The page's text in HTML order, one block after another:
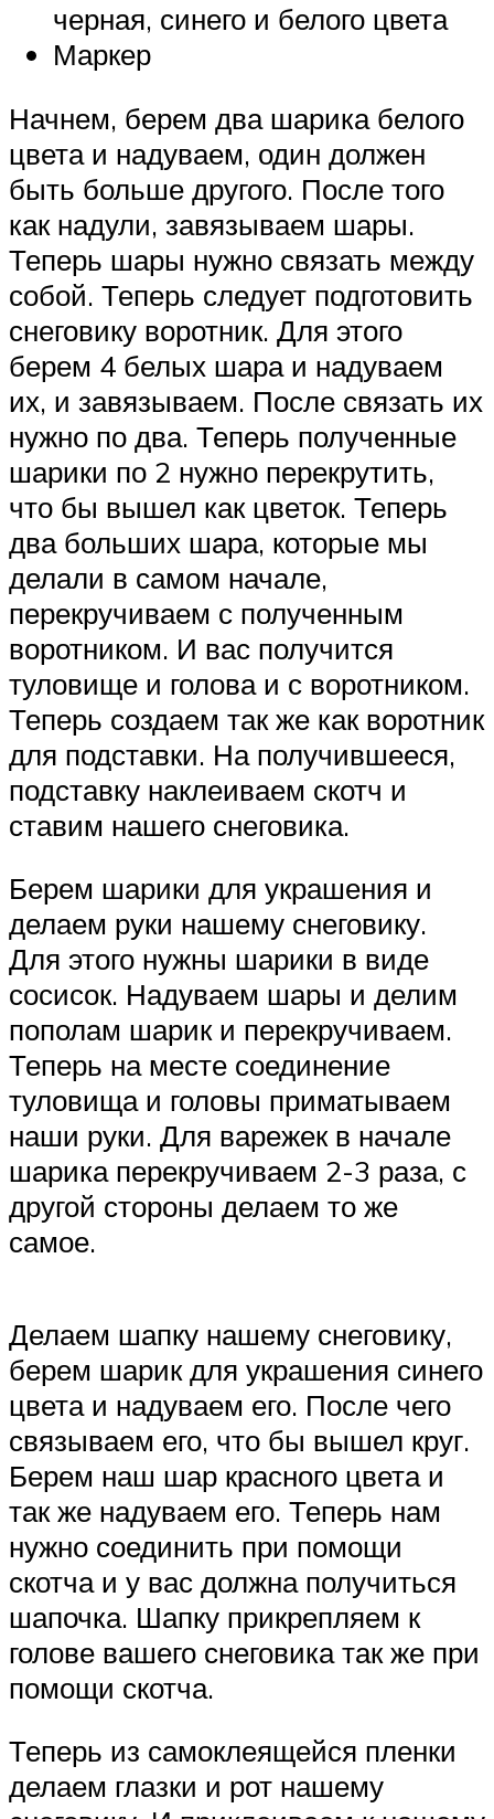
черная, синего и белого цвета
Маркер
Начнем, берем два шарика белого
цвета и надуваем, один должен
быть больше другого. После того
как надули, завязываем шары.
Теперь шары нужно связать между
собой. Теперь следует подготовить
снеговику воротник. Для этого
берем 4 белых шара и надуваем
их, и завязываем. После связать их
нужно по два. Теперь полученные
шарики по 2 нужно перекрутить,
что бы вышел как цветок. Теперь
два больших шара, которые мы
делали в самом начале,
перекручиваем с полученным
воротником. И вас получится
туловище и голова и с воротником.
Теперь создаем так же как воротник
для подставки. На получившееся,
подставку наклеиваем скотч и
ставим нашего снеговика.
Берем шарики для украшения и
делаем руки нашему снеговику.
Для этого нужны шарики в виде
сосисок. Надуваем шары и делим
пополам шарик и перекручиваем.
Теперь на месте соединение
туловища и головы приматываем
наши руки. Для варежек в начале
шарика перекручиваем 2-3 раза, с
другой стороны делаем то же
самое.
Делаем шапку нашему снеговику,
берем шарик для украшения синего
цвета и надуваем его. После чего
связываем его, что бы вышел круг.
Берем наш шар красного цвета и
так же надуваем его. Теперь нам
нужно соединить при помощи
скотча и у вас должна получиться
шапочка. Шапку прикрепляем к
голове вашего снеговика так же при
помощи скотча.
Теперь из самоклеящейся пленки
делаем глазки и рот нашему